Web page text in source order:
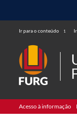
Ir para o conteúdo 1
Acesso à informação